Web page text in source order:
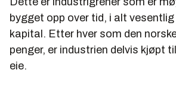
bygget opp over tid, i alt
kapital. Etter hver som den
penger, er industrien delvis kjøpt
eie.